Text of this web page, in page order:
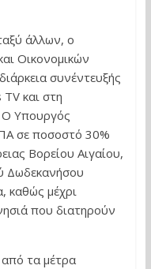
άλλων, ο
Οικονομικών
συνέντευξής
και στη
Ο Υπουργός
σε ποσοστό 30%
Βορείου Αιγαίου,
Δωδεκανήσου
καθώς μέχρι
που διατηρούν
από τα μέτρα